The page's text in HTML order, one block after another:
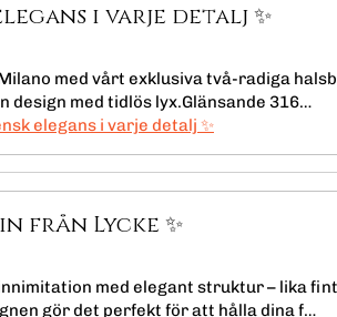
i varje detalj ✨
med vårt exklusiva två-radiga
design med tidlös lyx.Glänsande 316…
elegans i varje detalj ✨
från Lycke ✨
med elegant struktur – lika
gör det perfekt för att hålla dina f…